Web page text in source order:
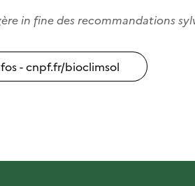
in fine des recommandations
- cnpf.fr/bioclimsol